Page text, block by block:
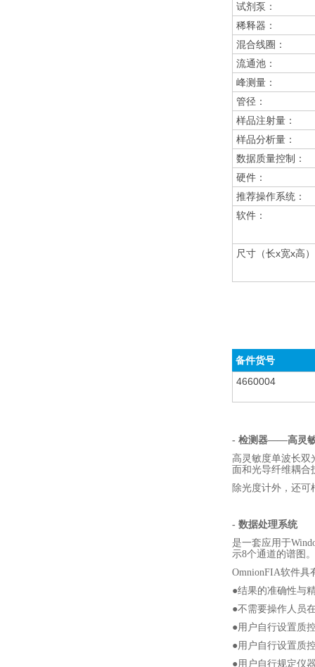
试剂泵：
稀释器：
混合线圈：
流通池：
峰测量：
管径：
样品注射量：
样品分析量：
数据质量控制：
硬件：
推荐操作系统：
软件：
尺寸（长x宽x高
备件货号
4660004
- 检测器——高灵敏
高灵敏度单波长
面和光导纤维耦合
除光度计外，还
- 数据处理系统
是一套应用于
示8个通道的谱图。
OmnionFIA软件具
●结果的准确性与
●不需要操作人员
●用户自行设置质
●用户自行设置质
●用户自行规定仪